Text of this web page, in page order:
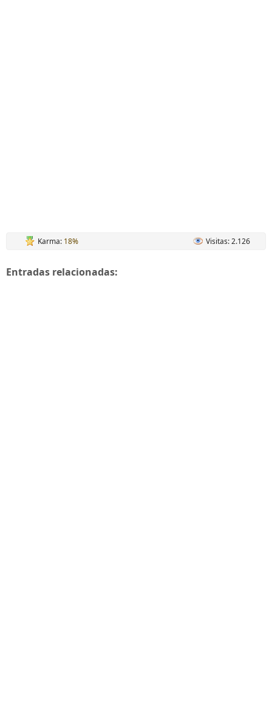
Karma: 18% Visitas: 2.126
Entradas relacionadas: